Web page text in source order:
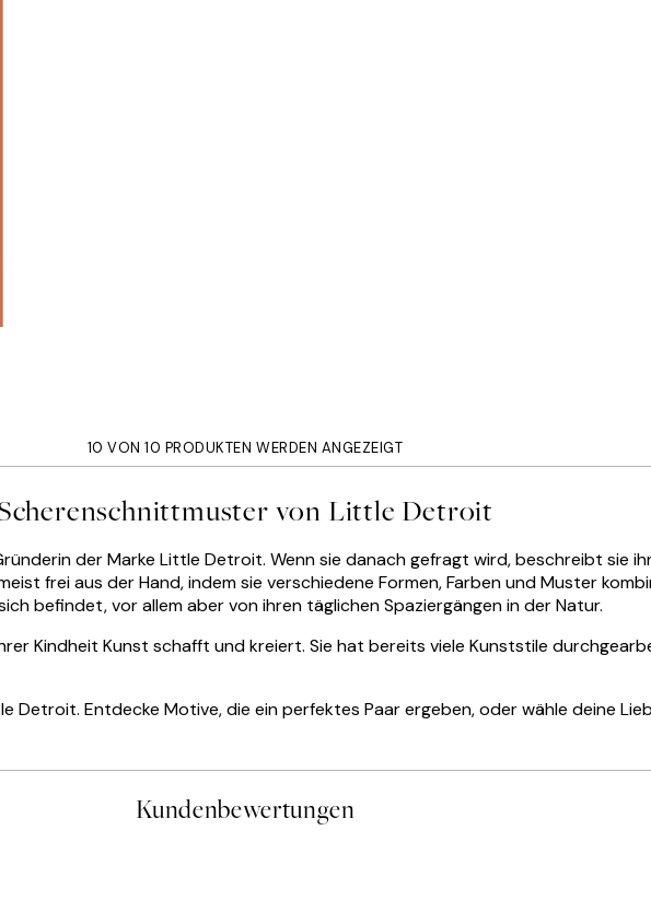
10 VON 10 PRODUKTEN WERDEN ANGEZEIGT
von Little Detroit
der Marke Little Detroit. Wenn sie danach gefragt wird, beschreibt sie
frei aus der Hand, indem sie verschiedene Formen, Farben und Muster
befindet, vor allem aber von ihren täglichen Spaziergängen in der Natur.
Kindheit Kunst schafft und kreiert. Sie hat bereits viele Kunststile
Entdecke Motive, die ein perfektes Paar ergeben, oder wähle deine
Kundenbewertungen